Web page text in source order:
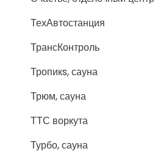
ТехАвтостанция
ТрансКонтроль
Тропикs, сауна
Трюм, сауна
ТТС воркута
Турбо, сауна